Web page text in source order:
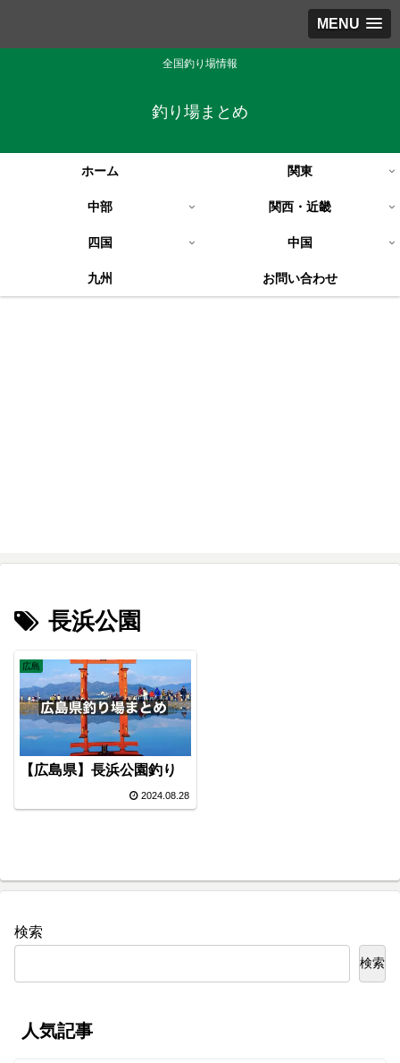
MENU
全国釣り場情報
釣り場まとめ
ホーム 関東
中部 関西・近畿
四国 中国
九州 お問い合わせ
長浜公園
広島
【広島県】長浜公園釣り
2024.08.28
検索
検索
人気記事